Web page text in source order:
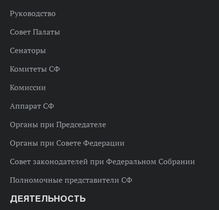
Руководство
Совет Палаты
Сенаторы
Комитеты СФ
Комиссии
Аппарат СФ
Органы при Председателе
Органы при Совете Федерации
Совет законодателей при Федеральном Собрании
Полномочные представители СФ
ДЕЯТЕЛЬНОСТЬ